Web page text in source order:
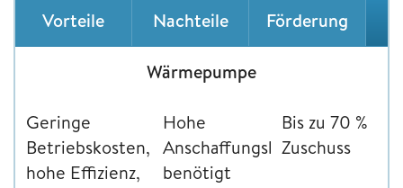
Vorteile Nachteile Förderung
Wärmepumpe
Geringe
Betriebskosten,
hohe Effizienz,
Hohe
Anschaffungskosten,
benötigt
Bis zu 70 %
Zuschuss